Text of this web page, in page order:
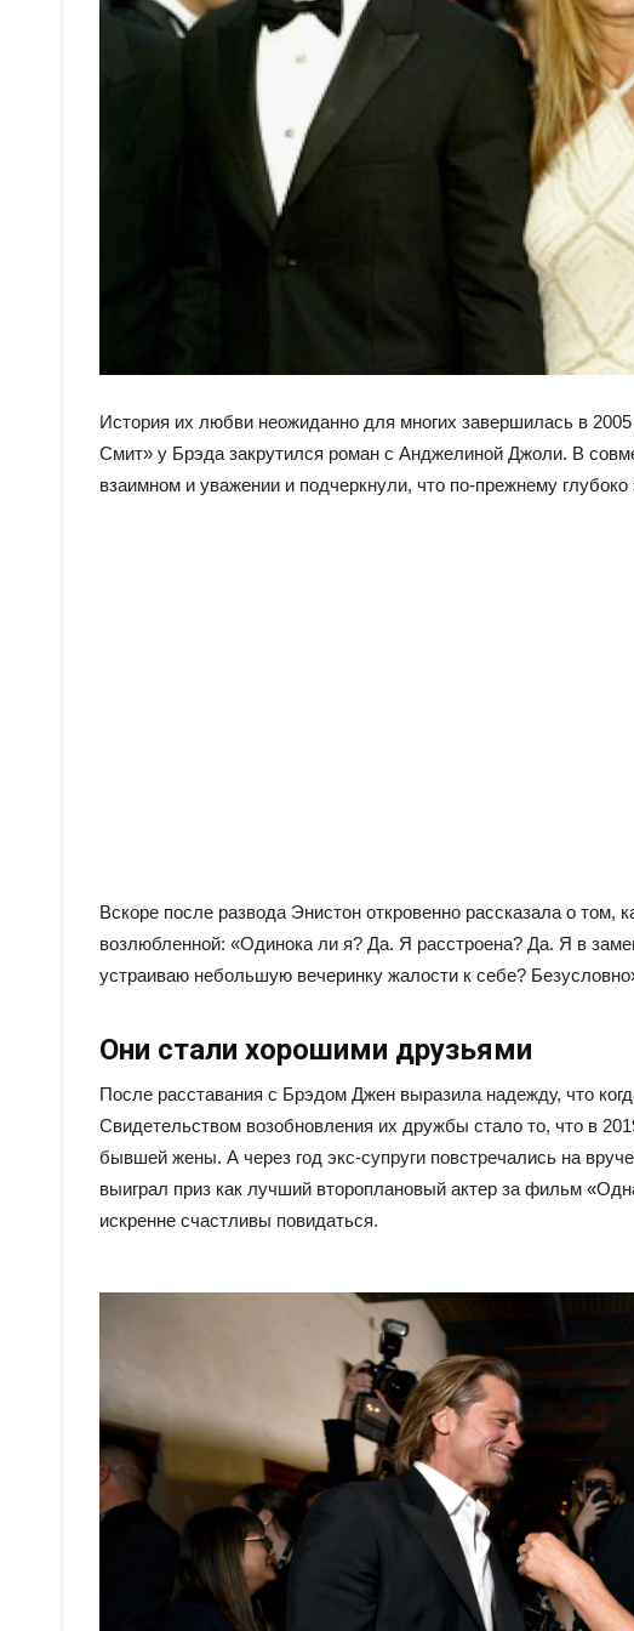
История их любви неожиданно для многих завершилась в
Смит» у Брэда закрутился роман с Анджелиной Джоли. В
взаимном и уважении и подчеркнули, что по-прежнему глубоко
Вскоре после развода Энистон откровенно рассказала о
возлюбленной: «Одинока ли я? Да. Я расстроена? Да. Я в
устраиваю небольшую вечеринку жалости к себе?
Они стали хорошими друзьями
После расставания с Брэдом Джен выразила надежду, что
Свидетельством возобновления их дружбы стало то, что в
бывшей жены. А через год экс-супруги повстречались на
выиграл приз как лучший второплановый актер за фильм
искренне счастливы повидаться.